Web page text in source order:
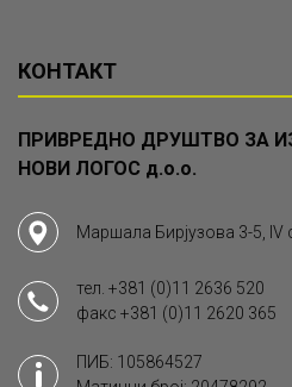
КОНТАКТ
ПРИВРЕДНО ДРУШТВО ЗА
НОВИ ЛОГОС д.о.о.
Маршала Бирјузова 3-5, IV
тел. +381 (0)11 2636 520
факс +381 (0)11 2620 365
ПИБ: 105864527